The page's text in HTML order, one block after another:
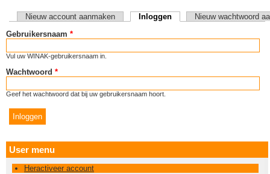
Primaire tabs
Nieuw account aanmaken Inloggen(actieve tabblad)
Nieuw wachtwoord
Gebruikersnaam *
Vul uw WINAK-gebruikersnaam in.
Wachtwoord *
Geef het wachtwoord dat bij uw gebruikersnaam hoort.
User menu
Heractiveer account